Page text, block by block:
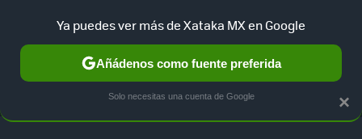
GUÍA DE COMPRAS MERCADO LIBRE ×
Ya puedes ver más de Xataka MX en Google
Añádenos como fuente preferida
Solo necesitas una cuenta de Google